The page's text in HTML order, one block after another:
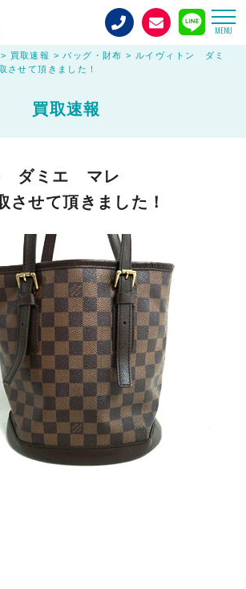
MENU
> 買取速報 > バッグ・財布 > ルイヴィトン ダミ
せて頂きました！
買取速報
ダミエ マレ
させて頂きました！